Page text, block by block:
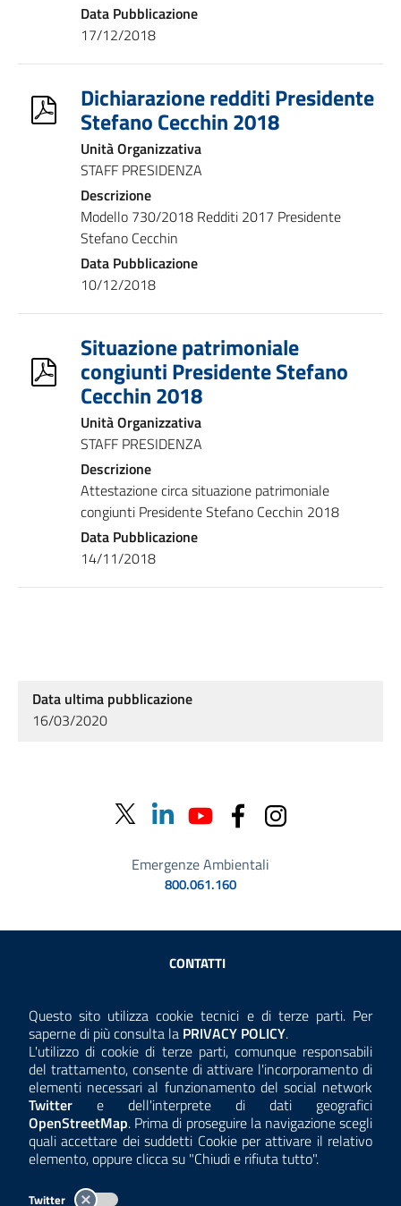
Questo sito utilizza cookie tecnici e di terze parti. Per
saperne di più consulta la Consulta la
PRIVACY POLICY.
L'utilizzo di cookie di terze parti, comunque responsabili
del trattamento, consente di attivare l'incorporamento di
elementi necessari al funzionamento del social network
Twitter e dell'interprete di dati geografici
OpenStreetMap. Prima di proseguire la navigazione scegli
quali accettare dei suddetti Cookie per attivare il relativo
elemento, oppure clicca su "Chiudi e rifiuta tutto".
Twitter
Data Pubblicazione
17/12/2018
Dichiarazione redditi Presidente
Stefano Cecchin 2018
Unità Organizzativa
STAFF PRESIDENZA
Descrizione
Modello 730/2018 Redditi 2017 Presidente
Stefano Cecchin
Data Pubblicazione
10/12/2018
Situazione patrimoniale
congiunti Presidente Stefano
Cecchin 2018
Unità Organizzativa
STAFF PRESIDENZA
Descrizione
Attestazione circa situazione patrimoniale
congiunti Presidente Stefano Cecchin 2018
Data Pubblicazione
14/11/2018
Data ultima pubblicazione
16/03/2020
Emergenze Ambientali
800.061.160
Sezione Link Utili
CONTATTI
ANTICORRUZIONE
ACCESSIBILITÀ
COOKIE E PRIVACY
TEMI A-Z